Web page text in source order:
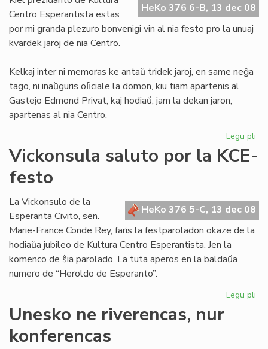
HeKo 376 6-B, 13 dec 08
Centro Esperantista estas
por mi granda plezuro bonvenigi vin al nia festo pro la unuaj
kvardek jaroj de nia Centro.
Kelkaj inter ni memoras ke antaŭ tridek jaroj, en same neĝa
tago, ni inaŭguris oﬁciale la domon, kiu tiam apartenis al
Gastejo Edmond Privat, kaj hodiaŭ, jam la dekan jaron,
apartenas al nia Centro.
Legu pli
de
Vickonsula saluto por la KCE-
festo
HeKo 376 5-C, 13 dec 08
La Vickonsulo de la
Esperanta Civito, sen.
Marie-France Conde Rey, faris la festparoladon okaze de la
hodiaŭa jubileo de Kultura Centro Esperantista. Jen la
komenco de ŝia parolado. La tuta aperos en la baldaŭa
numero de “Heroldo de Esperanto”.
Legu pli
Unesko ne riverencas, nur
konferencas